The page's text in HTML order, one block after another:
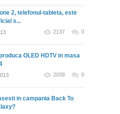
2, telefonul-tableta, este
s...
2137 0
OLED HDTV in masa
2039 0
in campania Back To